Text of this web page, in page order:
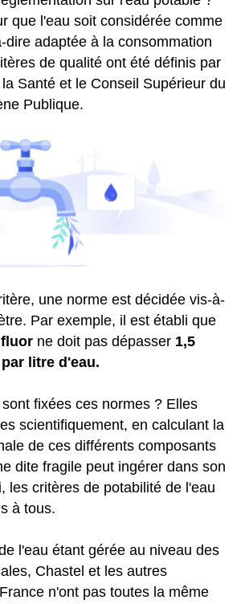
que l'eau soit considérée comme
dire adaptée à la consommation
de qualité ont été définis par
Santé et le Conseil Supérieur du
Publique.
une norme est décidée vis-à-
Par exemple, il est établi que
ne doit pas dépasser 1,5
litre d'eau.
fixées ces normes ? Elles
scientifiquement, en calculant la
de ces différents composants
dite fragile peut ingérer dans son
les critères de potabilité de l'eau
à tous.
l'eau étant gérée au niveau des
Chastel et les autres
n'ont pas toutes la même